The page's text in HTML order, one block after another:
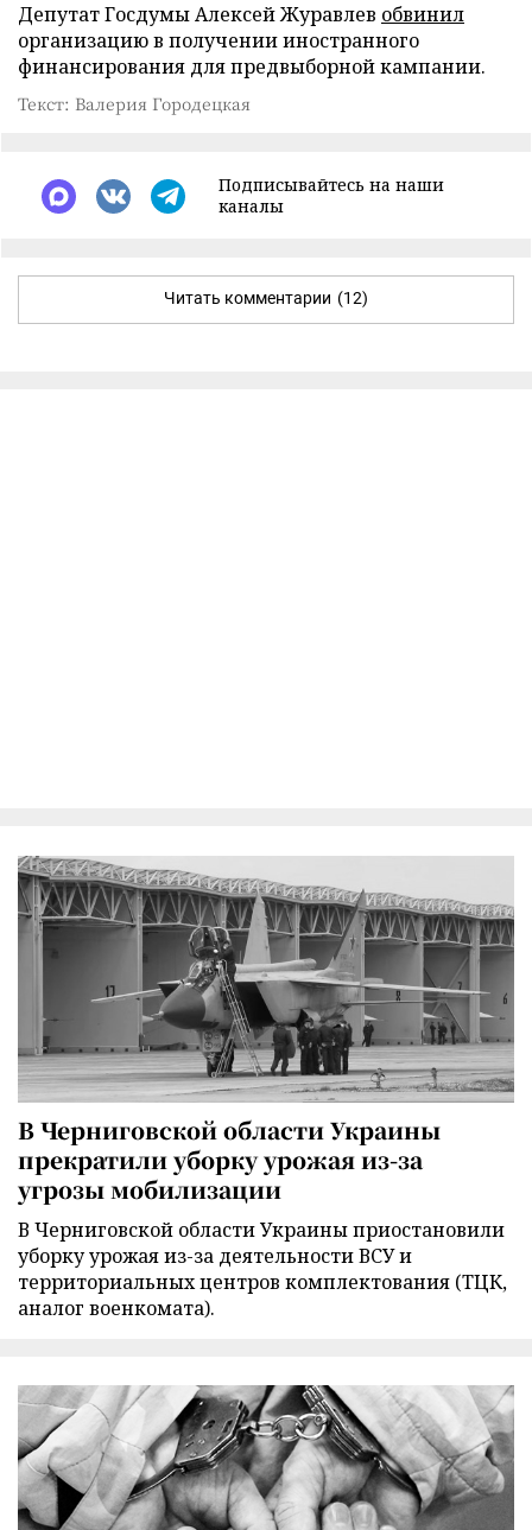
Депутат Госдумы Алексей Журавлев обвинил
организацию в получении иностранного
финансирования для предвыборной кампании.
Текст: Валерия Городецкая
Подписывайтесь на наши
каналы
Читать комментарии (12)
В Черниговской области Украины
прекратили уборку урожая из-за
угрозы мобилизации
В Черниговской области Украины приостановили
уборку урожая из-за деятельности ВСУ и
территориальных центров комплектования (ТЦК,
аналог военкомата).